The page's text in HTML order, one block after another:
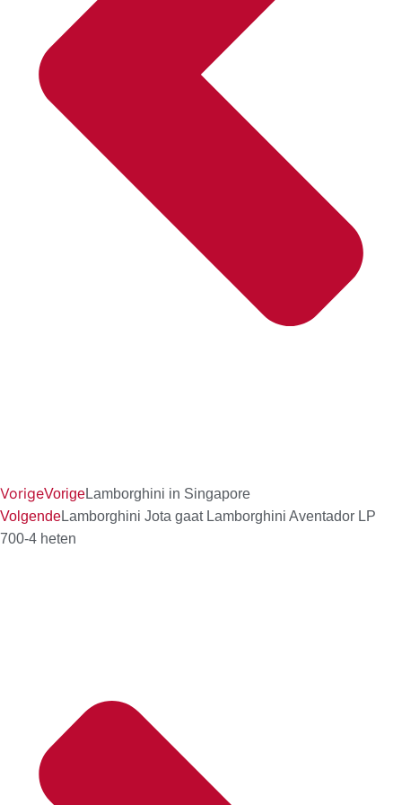
VorigeVorigeLamborghini in Singapore
VolgendeLamborghini Jota gaat Lamborghini Aventador LP
700-4 heten